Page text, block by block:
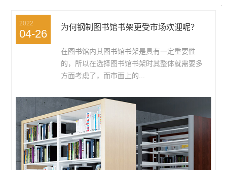
2022
04-26
为何钢制图书馆书架更受市场欢迎呢？
在图书馆内其图书馆书架是具有一定重要性
的，所以在选择图书馆书架时其整体就需要多
方面考虑了，而市面上的...